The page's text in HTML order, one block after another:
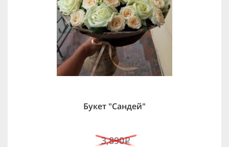
Букет "Сандей"
3,890i